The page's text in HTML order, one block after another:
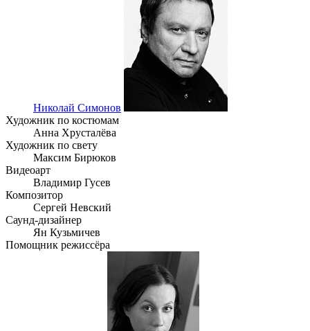
Николай Симонов
Художник по костюмам
Анна Хрусталёва
Художник по свету
Максим Бирюков
Видеоарт
Владимир Гусев
Композитор
Сергей Невский
Саунд-дизайнер
Ян Кузьмичев
Помощник режиссёра